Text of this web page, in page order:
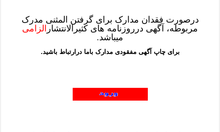
درصورت فقدان مدارک برای گرفتن المثنی مدرک
مربوطه، آگهی درروزنامه های کثیرالانتشار الزامی
میباشد.
برای چاپ آگهی مفقودی مدارک باما درارتباط باشید.